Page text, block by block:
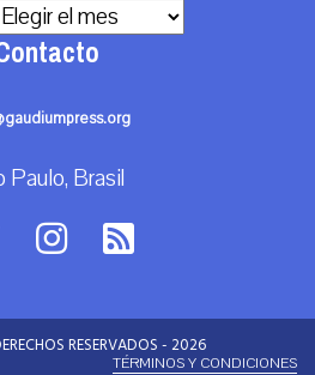
Paulo, Brasil
RESERVADOS - 2026
TÉRMINOS Y CONDICIONES